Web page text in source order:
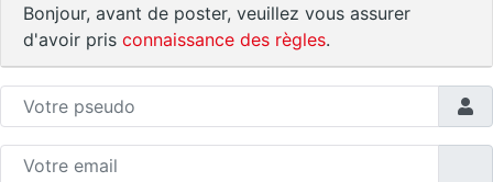
Bonjour, avant de poster, veuillez vous assurer
d'avoir pris connaissance des règles.